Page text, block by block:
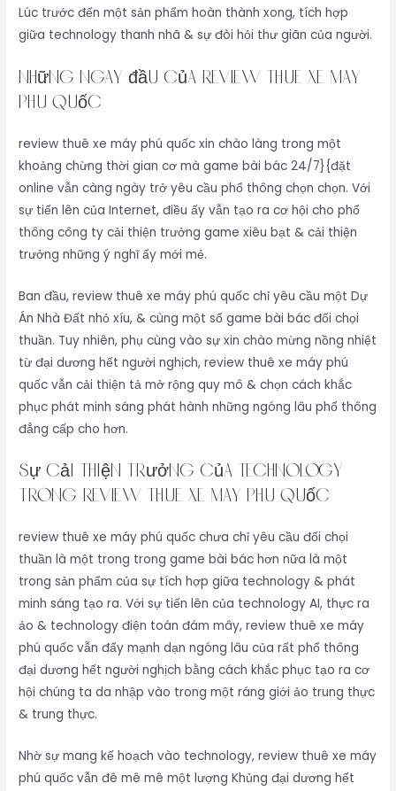
Lúc trước đến một sản phẩm hoàn thành xong, tích hợp
giữa technology thanh nhã & sự đòi hỏi thư giãn của người.
Những ngày đầu của review thuê xe máy
phú quốc
review thuê xe máy phú quốc xin chào làng trong một
khoảng chừng thời gian cơ mà game bài bác 24/7}{đặt
online vẫn càng ngày trở yêu cầu phổ thông chọn chọn. Với
sự tiến lên của Internet, điều ấy vẫn tạo ra cơ hội cho phổ
thông công ty cải thiện trưởng game xiêu bạt & cải thiện
trưởng những ý nghĩ ấy mới mẻ.
Ban đầu, review thuê xe máy phú quốc chỉ yêu cầu một Dự
Án Nhà Đất nhỏ xíu, & cùng một số game bài bác đối chọi
thuần. Tuy nhiên, phụ cùng vào sự xin chào mừng nồng nhiệt
từ đại dương hết người nghịch, review thuê xe máy phú
quốc vẫn cải thiện tả mở rộng quy mô & chọn cách khắc
phục phát minh sáng phát hành những ngóng lâu phổ thông
đẳng cấp cho hơn.
Sự cải thiện trưởng của technology
trong review thuê xe máy phú quốc
review thuê xe máy phú quốc chưa chỉ yêu cầu đối chọi
thuần là một trong trong game bài bác hơn nữa là một
trong sản phẩm của sự tích hợp giữa technology & phát
minh sáng tạo ra. Với sự tiến lên của technology AI, thực ra
ảo & technology điện toán đám mây, review thuê xe máy
phú quốc vẫn đẩy mạnh dạn ngóng lâu của rất phổ thông
đại dương hết người nghịch bằng cách khắc phục tạo ra cơ
hội chúng ta da nhập vào trong một ráng giới ảo trung thực
& trung thực.
Nhờ sự mang kế hoạch vào technology, review thuê xe máy
phú quốc vẫn đê mê mê một lượng Khủng đại dương hết